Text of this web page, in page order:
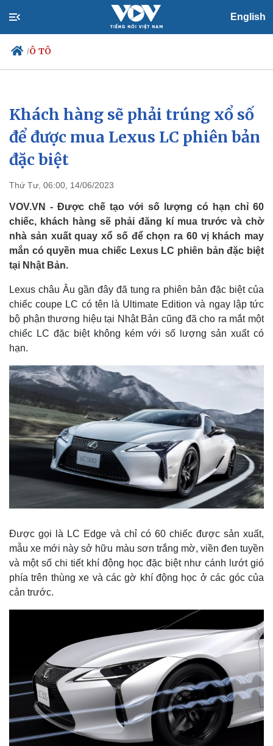
English
/Ô TÔ
Chính trị
Đảng
Tổ chức nhân sự
Quốc hội
Nhận diện sự thật
Xã hội
Tin 24h
Dự báo thời tiết
Khách hàng sẽ phải trúng xổ số
để được mua Lexus LC phiên bản
đặc biệt
Thứ Tư, 06:00, 14/06/2023
VOV.VN - Được chế tạo với số lượng có hạn chỉ 60
chiếc, khách hàng sẽ phải đăng kí mua trước và chờ
nhà sản xuất quay xổ số để chọn ra 60 vị khách may
mắn có quyền mua chiếc Lexus LC phiên bản đặc biệt
tại Nhật Bản.
Lexus châu Âu gần đây đã tung ra phiên bản đặc biệt của
chiếc coupe LC có tên là Ultimate Edition và ngay lập tức
bộ phận thương hiệu tại Nhật Bản cũng đã cho ra mắt một
chiếc LC đặc biệt không kém với số lượng sản xuất có
hạn.
Được gọi là LC Edge và chỉ có 60 chiếc được sản xuất,
mẫu xe mới này sở hữu màu sơn trắng mờ, viền đen tuyền
và một số chi tiết khí động học đặc biệt như cánh lướt gió
phía trên thùng xe và các gờ khí động học ở các góc của
cản trước.